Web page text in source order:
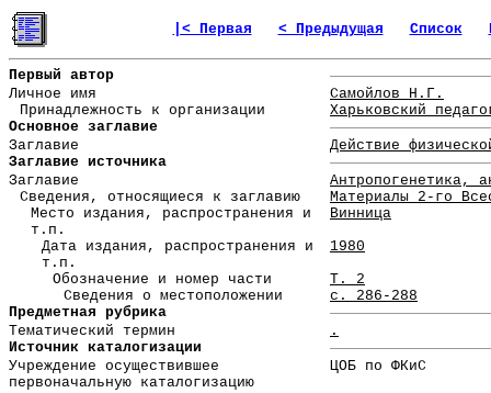
|< Первая < Предыдущая Список
Первый автор
Личное имя
Самойлов Н.Г.
Принадлежность к организации
Харьковский
Основное заглавие
Заглавие
Действие
Заглавие источника
Заглавие
Антропогенетика,
Сведения, относящиеся к заглавию
Материалы 2-го
Место издания, распространения и
т.п.
Винница
Дата издания, распространения и
т.п.
1980
Обозначение и номер части
Т. 2
Сведения о местоположении
с. 286-288
Предметная рубрика
Тематический термин
.
Источник каталогизации
Учреждение осуществившее
первоначальную каталогизацию
ЦОБ по ФКиС